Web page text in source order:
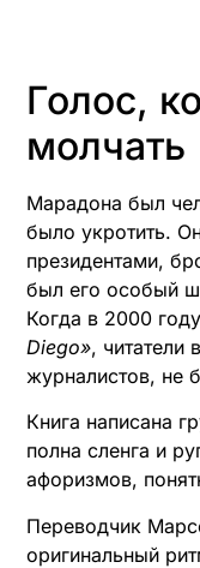
Голос,
молчать
Марадона был
было укротить.
президентами,
был его особый
Когда в 2000
Diego», читатели
журналистов, не
Книга написана
полна сленга и
афоризмов,
Переводчик
оригинальный